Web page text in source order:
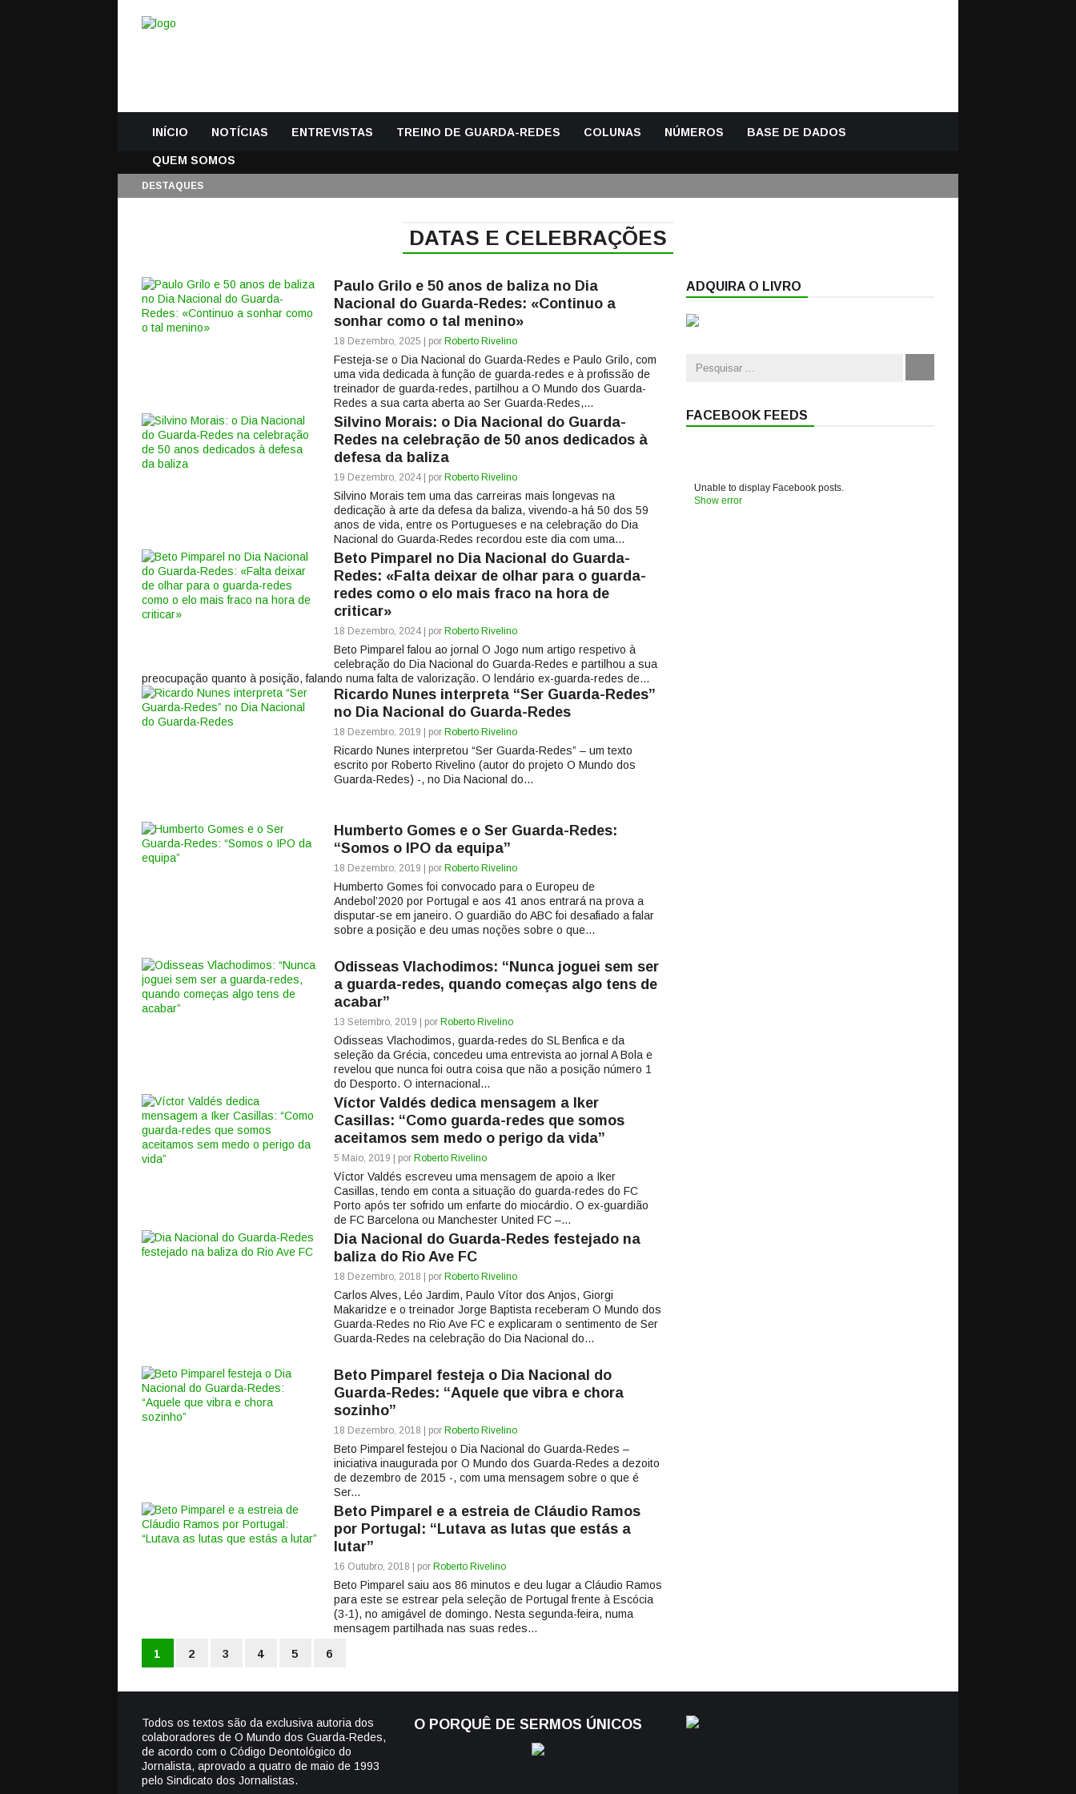
INÍCIO NOTÍCIAS ENTREVISTAS TREINO DE GUARDA-REDES COLUNAS NÚMEROS BASE DE DADOS
QUEM SOMOS
DESTAQUES
DATAS E CELEBRAÇÕES
Paulo Grilo e 50 anos de baliza no Dia
Nacional do Guarda-Redes: «Continuo a
sonhar como o tal menino»
18 Dezembro, 2025 | por Roberto Rivelino
Festeja-se o Dia Nacional do Guarda-Redes e Paulo Grilo, com
uma vida dedicada à função de guarda-redes e à profissão de
treinador de guarda-redes, partilhou a O Mundo dos Guarda-
Redes a sua carta aberta ao Ser Guarda-Redes,...
Silvino Morais: o Dia Nacional do Guarda-
Redes na celebração de 50 anos dedicados à
defesa da baliza
19 Dezembro, 2024 | por Roberto Rivelino
Silvino Morais tem uma das carreiras mais longevas na
dedicação à arte da defesa da baliza, vivendo-a há 50 dos 59
anos de vida, entre os Portugueses e na celebração do Dia
Nacional do Guarda-Redes recordou este dia com uma...
Beto Pimparel no Dia Nacional do Guarda-
Redes: «Falta deixar de olhar para o guarda-
redes como o elo mais fraco na hora de
criticar»
18 Dezembro, 2024 | por Roberto Rivelino
Beto Pimparel falou ao jornal O Jogo num artigo respetivo à
celebração do Dia Nacional do Guarda-Redes e partilhou a sua
preocupação quanto à posição, falando numa falta de valorização. O lendário ex-guarda-redes de...
Ricardo Nunes interpreta “Ser Guarda-Redes”
no Dia Nacional do Guarda-Redes
18 Dezembro, 2019 | por Roberto Rivelino
Ricardo Nunes interpretou “Ser Guarda-Redes” – um texto
escrito por Roberto Rivelino (autor do projeto O Mundo dos
Guarda-Redes) -, no Dia Nacional do...
Humberto Gomes e o Ser Guarda-Redes:
“Somos o IPO da equipa”
18 Dezembro, 2019 | por Roberto Rivelino
Humberto Gomes foi convocado para o Europeu de
Andebol’2020 por Portugal e aos 41 anos entrará na prova a
disputar-se em janeiro. O guardião do ABC foi desafiado a falar
sobre a posição e deu umas noções sobre o que...
Odisseas Vlachodimos: “Nunca joguei sem ser
a guarda-redes, quando começas algo tens de
acabar”
13 Setembro, 2019 | por Roberto Rivelino
Odisseas Vlachodimos, guarda-redes do SL Benfica e da
seleção da Grécia, concedeu uma entrevista ao jornal A Bola e
revelou que nunca foi outra coisa que não a posição número 1
do Desporto. O internacional...
Víctor Valdés dedica mensagem a Iker
Casillas: “Como guarda-redes que somos
aceitamos sem medo o perigo da vida”
5 Maio, 2019 | por Roberto Rivelino
Víctor Valdés escreveu uma mensagem de apoio a Iker
Casillas, tendo em conta a situação do guarda-redes do FC
Porto após ter sofrido um enfarte do miocárdio. O ex-guardião
de FC Barcelona ou Manchester United FC –...
Dia Nacional do Guarda-Redes festejado na
baliza do Rio Ave FC
18 Dezembro, 2018 | por Roberto Rivelino
Carlos Alves, Léo Jardim, Paulo Vítor dos Anjos, Giorgi
Makaridze e o treinador Jorge Baptista receberam O Mundo dos
Guarda-Redes no Rio Ave FC e explicaram o sentimento de Ser
Guarda-Redes na celebração do Dia Nacional do...
Beto Pimparel festeja o Dia Nacional do
Guarda-Redes: “Aquele que vibra e chora
sozinho”
18 Dezembro, 2018 | por Roberto Rivelino
Beto Pimparel festejou o Dia Nacional do Guarda-Redes –
iniciativa inaugurada por O Mundo dos Guarda-Redes a dezoito
de dezembro de 2015 -, com uma mensagem sobre o que é
Ser...
Beto Pimparel e a estreia de Cláudio Ramos
por Portugal: “Lutava as lutas que estás a
lutar”
16 Outubro, 2018 | por Roberto Rivelino
Beto Pimparel saiu aos 86 minutos e deu lugar a Cláudio Ramos
para este se estrear pela seleção de Portugal frente à Escócia
(3-1), no amigável de domingo. Nesta segunda-feira, numa
mensagem partilhada nas suas redes...
1
2 3 4 5 6
ADQUIRA O LIVRO
FACEBOOK FEEDS
Unable to display Facebook posts.
Show error
Todos os textos são da exclusiva autoria dos
colaboradores de O Mundo dos Guarda-Redes,
de acordo com o Código Deontológico do
Jornalista, aprovado a quatro de maio de 1993
pelo Sindicato dos Jornalistas.
O PORQUÊ DE SERMOS ÚNICOS